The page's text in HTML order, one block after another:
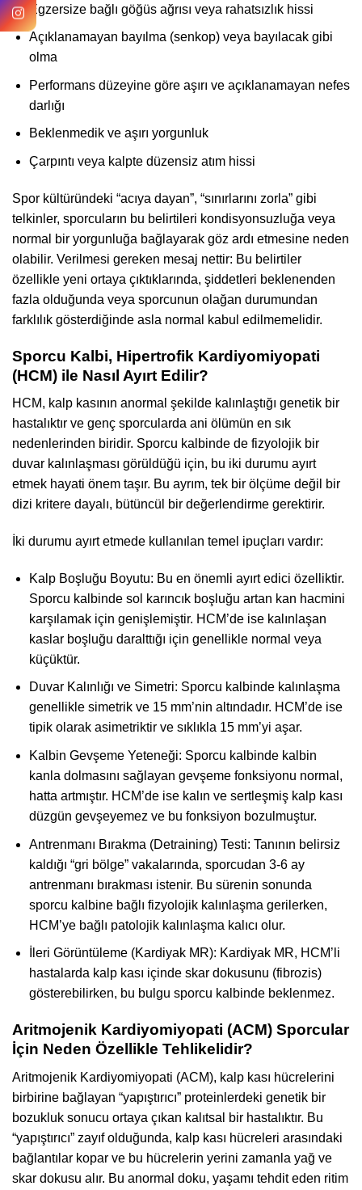
Egzersize bağlı göğüs ağrısı veya rahatsızlık hissi
Açıklanamayan bayılma (senkop) veya bayılacak gibi
olma
Performans düzeyine göre aşırı ve açıklanamayan nefes
darlığı
Beklenmedik ve aşırı yorgunluk
Çarpıntı veya kalpte düzensiz atım hissi
Spor kültüründeki “acıya dayan”, “sınırlarını zorla” gibi
telkinler, sporcuların bu belirtileri kondisyonsuzluğa veya
normal bir yorgunluğa bağlayarak göz ardı etmesine neden
olabilir. Verilmesi gereken mesaj nettir: Bu belirtiler
özellikle yeni ortaya çıktıklarında, şiddetleri beklenenden
fazla olduğunda veya sporcunun olağan durumundan
farklılık gösterdiğinde asla normal kabul edilmemelidir.
Sporcu Kalbi, Hipertrofik Kardiyomiyopati
(HCM) ile Nasıl Ayırt Edilir?
HCM, kalp kasının anormal şekilde kalınlaştığı genetik bir
hastalıktır ve genç sporcularda ani ölümün en sık
nedenlerinden biridir. Sporcu kalbinde de fizyolojik bir
duvar kalınlaşması görüldüğü için, bu iki durumu ayırt
etmek hayati önem taşır. Bu ayrım, tek bir ölçüme değil bir
dizi kritere dayalı, bütüncül bir değerlendirme gerektirir.
İki durumu ayırt etmede kullanılan temel ipuçları vardır:
Kalp Boşluğu Boyutu: Bu en önemli ayırt edici özelliktir.
Sporcu kalbinde sol karıncık boşluğu artan kan hacmini
karşılamak için genişlemiştir. HCM’de ise kalınlaşan
kaslar boşluğu daralttığı için genellikle normal veya
küçüktür.
Duvar Kalınlığı ve Simetri: Sporcu kalbinde kalınlaşma
genellikle simetrik ve 15 mm’nin altındadır. HCM’de ise
tipik olarak asimetriktir ve sıklıkla 15 mm’yi aşar.
Kalbin Gevşeme Yeteneği: Sporcu kalbinde kalbin
kanla dolmasını sağlayan gevşeme fonksiyonu normal,
hatta artmıştır. HCM’de ise kalın ve sertleşmiş kalp kası
düzgün gevşeyemez ve bu fonksiyon bozulmuştur.
Antrenmanı Bırakma (Detraining) Testi: Tanının belirsiz
kaldığı “gri bölge” vakalarında, sporcudan 3-6 ay
antrenmanı bırakması istenir. Bu sürenin sonunda
sporcu kalbine bağlı fizyolojik kalınlaşma gerilerken,
HCM’ye bağlı patolojik kalınlaşma kalıcı olur.
İleri Görüntüleme (Kardiyak MR): Kardiyak MR, HCM’li
hastalarda kalp kası içinde skar dokusunu (fibrozis)
gösterebilirken, bu bulgu sporcu kalbinde beklenmez.
Aritmojenik Kardiyomiyopati (ACM) Sporcular
İçin Neden Özellikle Tehlikelidir?
Aritmojenik Kardiyomiyopati (ACM), kalp kası hücrelerini
birbirine bağlayan “yapıştırıcı” proteinlerdeki genetik bir
bozukluk sonucu ortaya çıkan kalıtsal bir hastalıktır. Bu
“yapıştırıcı” zayıf olduğunda, kalp kası hücreleri arasındaki
bağlantılar kopar ve bu hücrelerin yerini zamanla yağ ve
skar dokusu alır. Bu anormal doku, yaşamı tehdit eden ritim